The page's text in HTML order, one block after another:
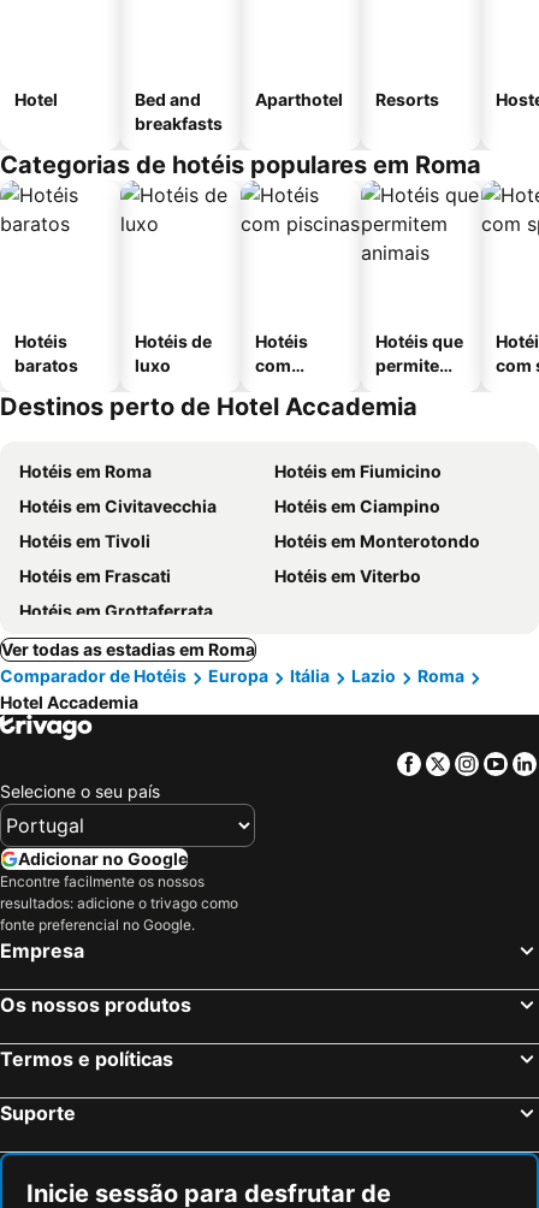
Hotel
Bed and
breakfasts
Aparthotel Resorts
Categorias de hotéis populares em Roma
Hotéis
baratos
Hotéis de
luxo
Hotéis
com
Hotéis que
permitem
com
Destinos perto de Hotel Accademia
Hotéis em Roma
Hotéis em Fiumicino
Hotéis em Civitavecchia
Hotéis em Ciampino
Hotéis em Tivoli
Hotéis em Monterotondo
Hotéis em Frascati
Hotéis em Viterbo
Hotéis em Grottaferrata
Ver todas as estadias em Roma
Comparador de Hotéis
Europa Itália Lazio
Roma
Hotel Accademia
Facebook
Twitter
Selecione o seu país
Adicionar no Google
Encontre facilmente os nossos
resultados: adicione o trivago como
fonte preferencial no Google.
Empresa
Os nossos produtos
Termos e políticas
Suporte
Inicie sessão para desfrutar de